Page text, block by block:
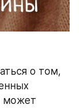
о том,
может